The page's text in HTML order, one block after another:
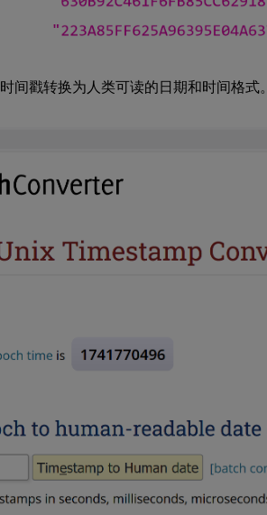
间戳转换为人类可读的日期和时间格式。